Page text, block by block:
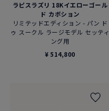
ラピスラズリ 18Kイエローゴール
ド カボション
リミテッドエディション - パン ド
ゥ スークル ラージモデル セッティ
ング用
¥ 514,800